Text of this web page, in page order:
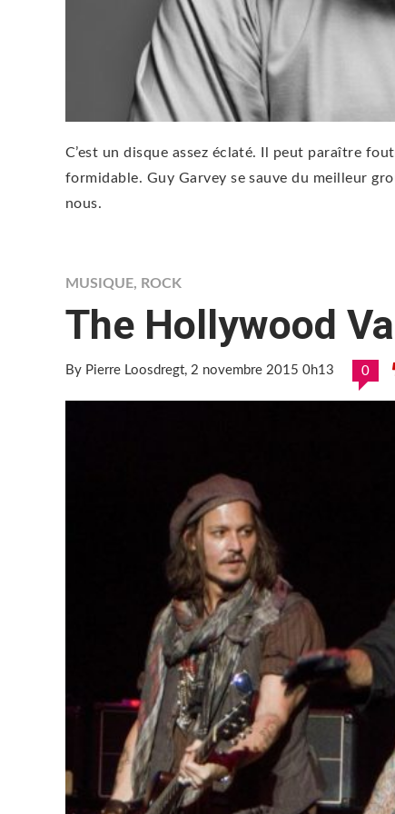
C’est un disque assez éclaté. Il peut paraître
formidable. Guy Garvey se sauve du meilleur
nous.
MUSIQUE, ROCK
The Hollywood
By Pierre Loosdregt, 2 novembre 2015 0h13 0